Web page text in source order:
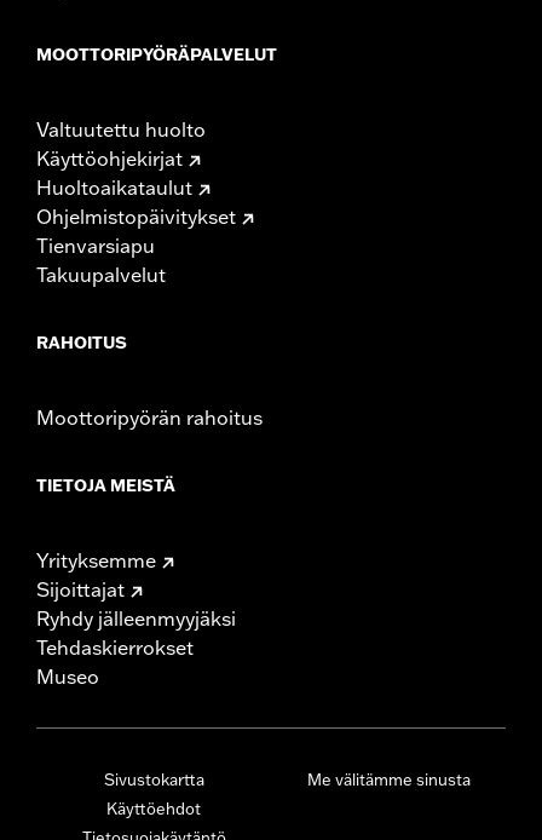
MOOTTORIPYÖRÄPALVELUT
Valtuutettu huolto
Käyttöohjekirjat
Huoltoaikataulut
Ohjelmistopäivitykset
Tienvarsiapu
Takuupalvelut
RAHOITUS
Moottoripyörän rahoitus
TIETOJA MEISTÄ
Yrityksemme
Sijoittajat
Ryhdy jälleenmyyjäksi
Tehdaskierrokset
Museo
Sivustokartta
Käyttöehdot
Me välitämme sinusta